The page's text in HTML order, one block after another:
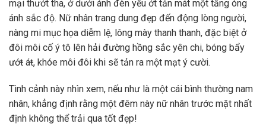
mại thướt tha, ở dưới ánh đèn yếu ớt tản mát một tầng óng
ánh sắc độ. Nữ nhân trang dung đẹp đến động lòng người,
nàng mi mục họa diễm lệ, lông mày thanh thanh, đặc biệt ở
đôi môi cố ý tô lên hải đường hồng sắc yên chi, bóng bẩy
ướŧ áŧ, khóe môi đôi khi sẽ tản ra một mạt ý cười.
Tình cảnh này nhìn xem, nếu như là một cái bình thường nam
nhân, khẳng định rằng một đêm này nữ nhân trước mặt nhất
định không thể trải qua tốt đẹp!